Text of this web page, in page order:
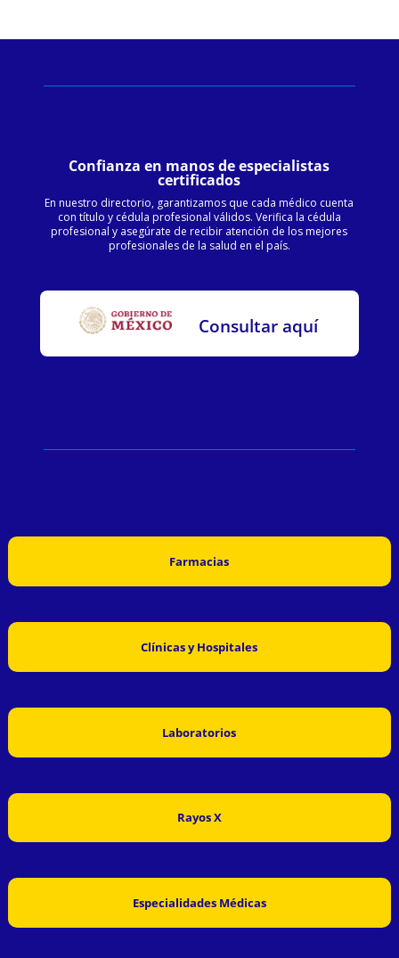
Confianza en manos de especialistas
certificados
En nuestro directorio, garantizamos que cada médico cuenta
con título y cédula profesional válidos. Verifica la cédula
profesional y asegúrate de recibir atención de los mejores
profesionales de la salud en el país.
Consultar aquí
Farmacias
Clínicas y Hospitales
Laboratorios
Rayos X
Especialidades Médicas